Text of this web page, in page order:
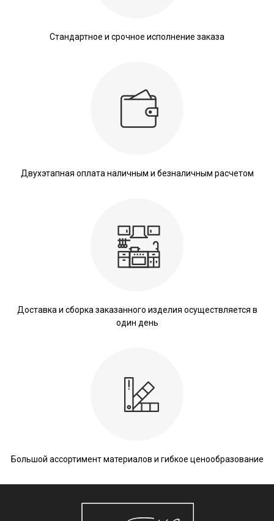
Стандартное и срочное исполнение заказа
Двухэтапная оплата наличным и безналичным расчетом
Доставка и сборка заказанного изделия осуществляется в
один день
Большой ассортимент материалов и гибкое ценообразование